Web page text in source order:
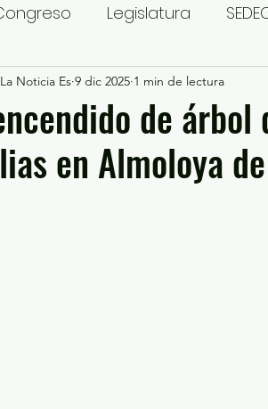
Legislatura
Estatal Gubernatura
Seguridad y Justicia
de
en Almoloya
Noticia Es 9 dic 2025 1 min de lectura